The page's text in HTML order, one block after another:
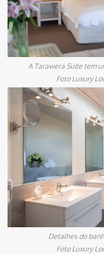
A Tarawera Suite tem
Foto Luxury
Detalhes do
Foto Luxury